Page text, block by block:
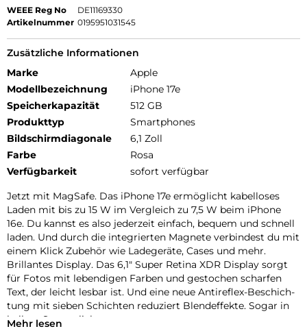
WEEE Reg No
DE11169330
Artikelnummer 0195951031545
Zusätzliche Informationen
Marke
Apple
Modellbezeichnung
iPhone 17e
Speicherkapazität
512 GB
Produkttyp
Smartphones
Bildschirmdiagonale
6,1 Zoll
Farbe
Rosa
Verfügbarkeit
sofort verfügbar
Jetzt mit MagSafe. Das iPhone 17e ermög­licht kabel­loses
Laden mit bis zu 15 W im Vergleich zu 7,5 W beim iPhone
16e. Du kannst es also jeder­zeit ein­fach, bequem und schnell
laden. Und durch die inte­grierten Magnete ver­bindest du mit
einem Klick Zubehör wie Lade­geräte, Cases und mehr.
Brillantes Dis­play. Das 6,1″ Super Retina XDR Dis­play sorgt
für Fotos mit leben­digen Farben und ge­stochen scharfen
Text, der leicht lesbar ist. Und eine neue Antireflex-Beschich­
tung mit sieben Schichten redu­ziert Blend­effekte. Sogar in
hellem Sonnen­licht.
Mehr lesen